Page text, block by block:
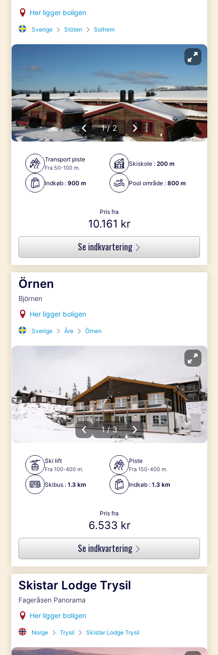
Her ligger boligen
Sverige Stöten Solhem
1 / 2
Transport piste
Fra 50-100 m.
Skiskole : 200 m
Indkøb :900 m Pool område : 800 m
Pris fra
10.161 kr
Se indkvartering
Örnen
Björnen
Her ligger boligen
Sverige Åre Örnen
1 / 3
Ski lift
Fra 100-400 m.
Piste
Fra 150-400 m.
Skibus :1.3 km Indkøb : 1.3 km
Pris fra
6.533 kr
Se indkvartering
Skistar Lodge Trysil
Fageråsen Panorama
Her ligger boligen
Norge Trysil Skistar Lodge Trysil